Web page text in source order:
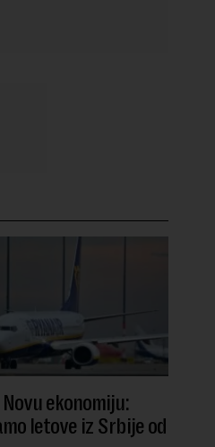
ekonomiju:
letove iz Srbije od